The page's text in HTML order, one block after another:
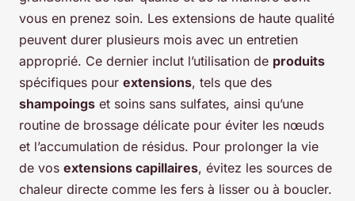
vous en prenez soin. Les extensions de haute qualité
peuvent durer plusieurs mois avec un entretien
approprié. Ce dernier inclut l’utilisation de produits
spécifiques pour extensions, tels que des
shampoings et soins sans sulfates, ainsi qu’une
routine de brossage délicate pour éviter les nœuds
et l’accumulation de résidus. Pour prolonger la vie
de vos extensions capillaires, évitez les sources de
chaleur directe comme les fers à lisser ou à boucler.